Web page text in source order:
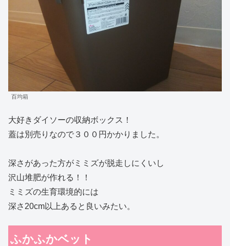
百均箱
大好きダイソーの収納ボックス！
蓋は別売りなので３００円かかりました。
深さがあった方がミミズが脱走しにくいし
沢山堆肥が作れる！！
ミミズの生育環境的には
深さ20cm以上あると良いみたい。
ふかふかベット